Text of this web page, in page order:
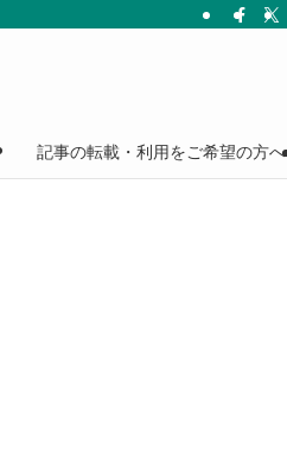
記事の転載・利用をご希望の方へ